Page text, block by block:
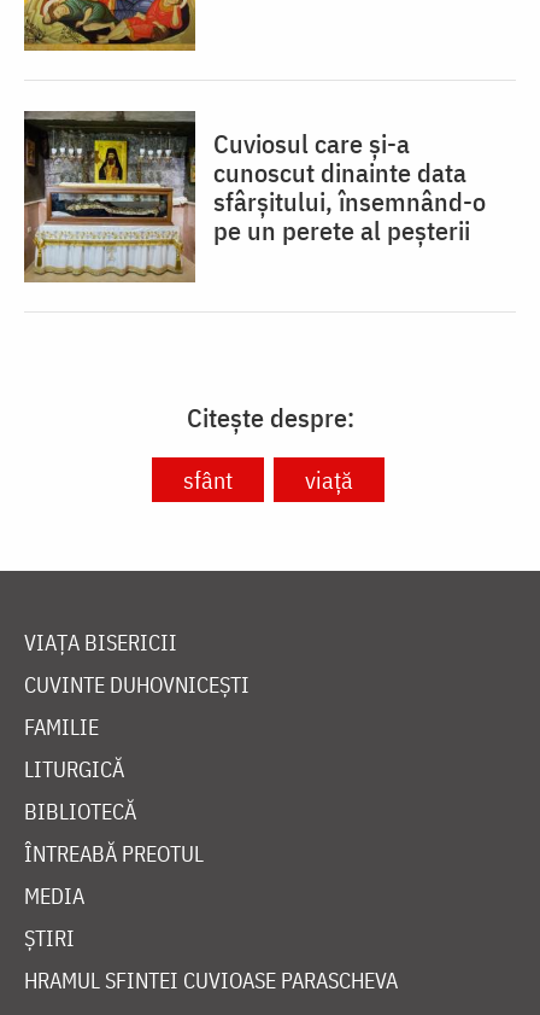
Cuviosul care și-a
cunoscut dinainte data
sfârșitului, însemnând-o
pe un perete al peșterii
Citește despre:
sfânt viață
VIAȚA BISERICII
CUVINTE DUHOVNICEȘTI
FAMILIE
LITURGICĂ
BIBLIOTECĂ
ÎNTREABĂ PREOTUL
MEDIA
ȘTIRI
HRAMUL SFINTEI CUVIOASE PARASCHEVA